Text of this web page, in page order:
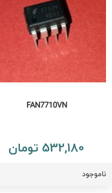
FAN7710VN
532,180 تومان